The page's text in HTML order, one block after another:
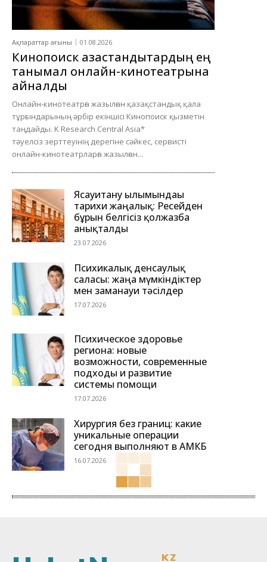
Ақпараттар ағыны 01.08.2026
Кинопоиск қазақстандықтардың ең
танымал онлайн-кинотеатрына
айналды
Онлайн-кинотеатрға жазылған қазақстандық қала
тұрғындарының әрбір екіншісі Кинопоиск қызметін
таңдайды. K Research Central Asia*
тәуелсіз зерттеуінің дерегіне сәйкес, сервисті
онлайн-кинотеатрларға жазылған...
Ясауитану ғылымындағы
тарихи жаңалық: Ресейден
бұрын белгісіз қолжазба
анықталды
23.07.2026
Психикалық денсаулық
саласы: жаңа мүмкіндіктер
мен заманауи тәсілдер
17.07.2026
Психическое здоровье
региона: новые
возможности, современные
подходы и развитие
системы помощи
17.07.2026
Хирургия без границ: какие
уникальные операции
сегодня выполняют в АМКБ
16.07.2026
KZ